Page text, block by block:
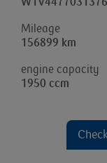
Mileage
156899 km
engine capacity
1950 ccm